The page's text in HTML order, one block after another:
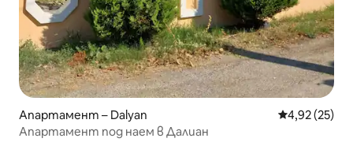
Апартамент – Dalyan Средна
4,92 (25)
Апартамент под наем в Далиан